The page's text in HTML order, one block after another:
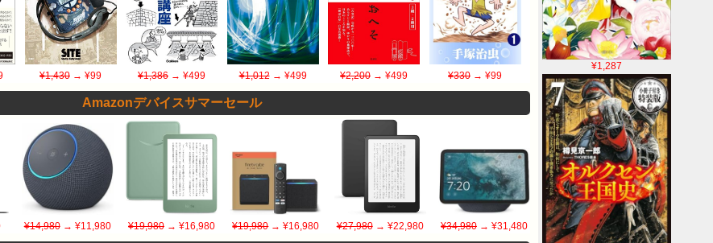
¥1,287
¥1,430 → ¥99 ¥1,386 → ¥499 ¥1,012→ ¥499 ¥2,200 → ¥499 ¥330 → ¥99
Amazonデバイスサマーセール
¥14,980→ ¥11,980 ¥19,980→ ¥16,980 ¥19,980→ ¥16,980 ¥27,980→ ¥22,980 ¥34,980→ ¥31,480